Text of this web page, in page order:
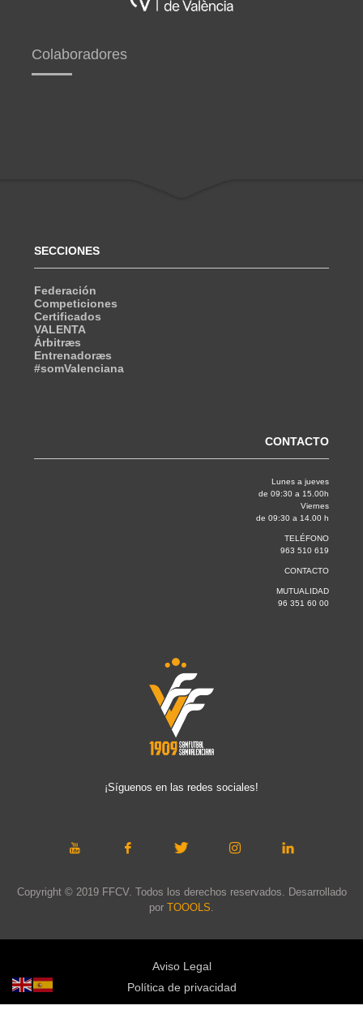
Colaboradores
SECCIONES
Federación
Competiciones
Certificados
VALENTA
Árbitræs
Entrenadoræs
#somValenciana
CONTACTO
Lunes a jueves
de 09:30 a 15.00h
Viernes
de 09:30 a 14.00 h
TELÉFONO
963 510 619
CONTACTO
MUTUALIDAD
96 351 60 00
¡Síguenos en las redes sociales!
Copyright © 2019 FFCV. Todos los derechos reservados. Desarrollado
por TOOOLS.
Aviso Legal
Política de privacidad
Política de cookies